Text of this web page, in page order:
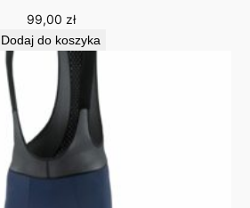
99,00 zł
Dodaj do koszyka